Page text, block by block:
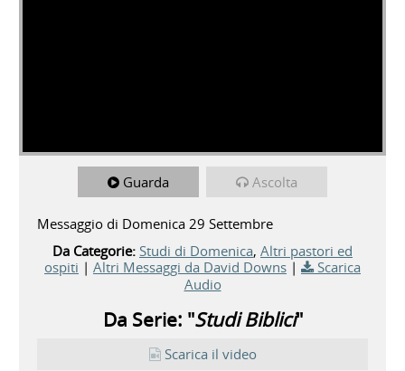
Guarda Ascolta
Messaggio di Domenica 29 Settembre
Da Categorie: Studi di Domenica, Altri pastori ed
ospiti | Altri Messaggi da David Downs |
Scarica
Audio
Da Serie: "Studi Biblici"
Scarica il video